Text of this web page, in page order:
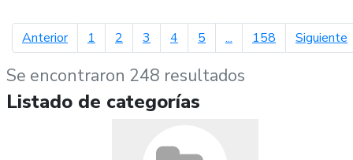
Anteriorpágina anterior
1 2 3 4 5 ... 158 Siguiente
Se encontraron 248 resultados
Listado de categorías